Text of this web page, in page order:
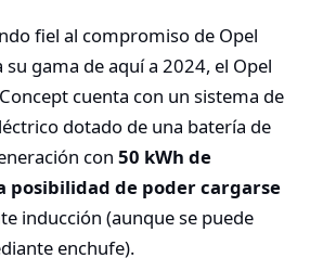
fiel al compromiso de Opel
gama de aquí a 2024, el Opel
cuenta con un sistema de
dotado de una batería de
con 50 kWh de
posibilidad de poder cargarse
inducción (aunque se puede
enchufe).